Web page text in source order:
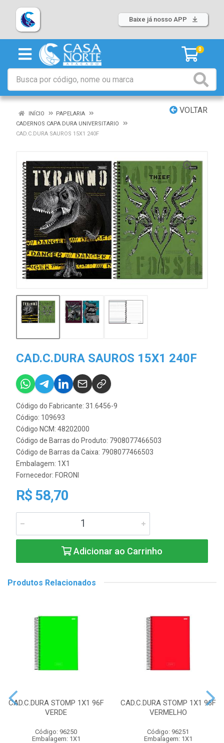
Baixe já nosso APP
0
VOLTAR
INÍCIO
PAPELARIA
CADERNOS CAPA DURA UNIVERSITARIO
CAD.C.DURA SAUROS 15X1 240F
CAD.C.DURA SAUROS 15X1 240F
Código do Fabricante: 31.6456-9
Código: 109693
Código NCM: 48202000
Código de Barras do Produto: 7908077466503
Código de Barras da Caixa: 7908077466503
Embalagem: 1X1
Fornecedor: FORONI
R$ 58,70
Adicionar ao Carrinho
Produtos Relacionados
CAD.C.DURA STOMP 1X1 96F
VERDE
Código: 96250
Embalagem: 1X1
CAD.C.DURA STOMP 1X1 96F
VERMELHO
Código: 96251
Embalagem: 1X1